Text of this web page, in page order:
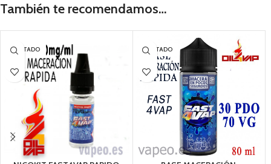
También te recomendamos…
AGOTADO AGOTADO